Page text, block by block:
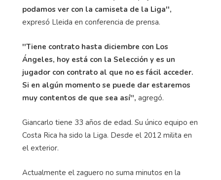
podamos ver con la camiseta de la Liga'',
expresó Lleida en conferencia de prensa.
''Tiene contrato hasta diciembre con Los
Ángeles, hoy está con la Selección y es un
jugador con contrato al que no es fácil acceder.
Si en algún momento se puede dar estaremos
muy contentos de que sea así'', agregó.
Giancarlo tiene 33 años de edad. Su único equipo en
Costa Rica ha sido la Liga. Desde el 2012 milita en
el exterior.
Actualmente el zaguero no suma minutos en la